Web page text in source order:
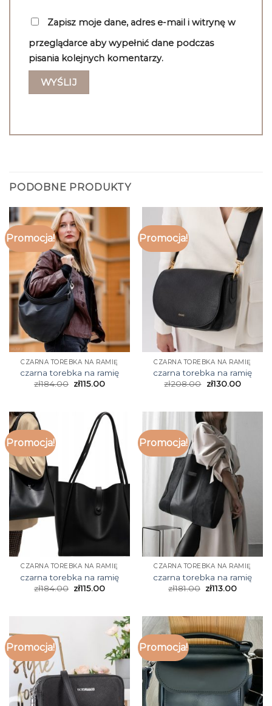
Zapisz moje dane, adres e-mail i witrynę w
przeglądarce aby wypełnić dane podczas
pisania kolejnych komentarzy.
PODOBNE PRODUKTY
Promocja!
CZARNA TOREBKA NA RAMIĘ
czarna torebka na ramię
zł184.00 zł115.00
Promocja!
CZARNA TOREBKA NA RAMIĘ
czarna torebka na ramię
zł208.00 zł130.00
Promocja!
CZARNA TOREBKA NA RAMIĘ
czarna torebka na ramię
zł184.00 zł115.00
Promocja!
CZARNA TOREBKA NA RAMIĘ
czarna torebka na ramię
zł181.00 zł113.00
Promocja! Promocja!